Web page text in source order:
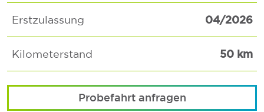
Erstzulassung 04/2026
Kilometerstand 50 km
Probefahrt anfragen